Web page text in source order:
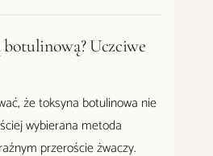
Uczciwe
że toksyna botulinowa nie
wybierana metoda
przeroście żwaczy.